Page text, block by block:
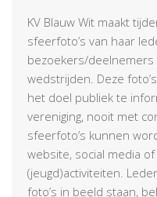
KV Blauw Wit maakt
sfeerfoto’s van haar
bezoekers/deelnemers
wedstrijden. Deze
het doel publiek te
vereniging, nooit met
sfeerfoto’s kunnen
website, social media
(jeugd)activiteiten.
foto’s in beeld staan,